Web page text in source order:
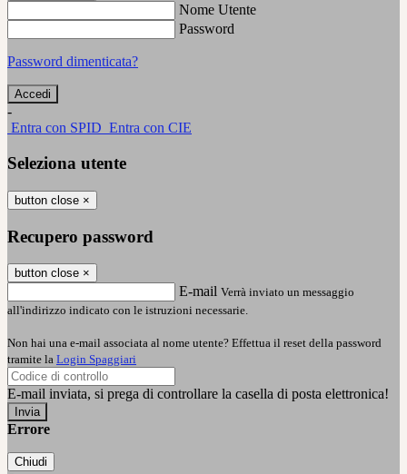
Nome Utente
Password
Password dimenticata?
-
Entra con SPID Entra con CIE
Seleziona utente
button close ×
Recupero password
button close ×
E-mail Verrà inviato un messaggio
all'indirizzo indicato con le istruzioni necessarie.
Non hai una e-mail associata al nome utente? Effettua il reset della password
tramite la Login Spaggiari
E-mail inviata, si prega di controllare la casella di posta elettronica!
Errore
Chiudi